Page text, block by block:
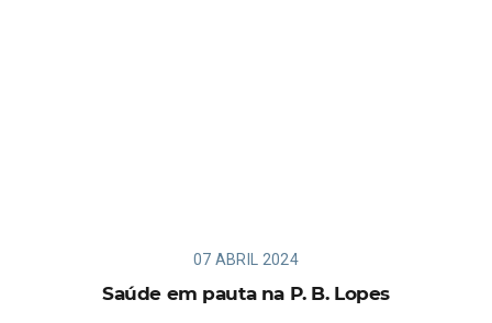
07 ABRIL 2024
Saúde em pauta na P. B. Lopes